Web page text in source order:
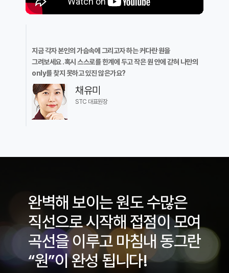
지금 각자 본인의 가슴속에 그리고자 하는 커다란 원을
그려보세요 .혹시 스스로를 한계에 두고 작은 원 안에 갇혀 나만의
only를 찾지 못하고 있진 않은가요?
채유미
STC 대표원장
완벽해 보이는 원도 수많은
직선으로 시작해 접점이 모여
곡선을 이루고 마침내 동그란
“원”이 완성 됩니다!